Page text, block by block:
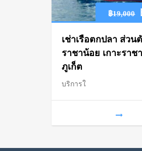
฿19,000
เช่าเรือตกปลา ส่วน
ราชาน้อย เกาะราช
ภูเก็ต
บริการใ